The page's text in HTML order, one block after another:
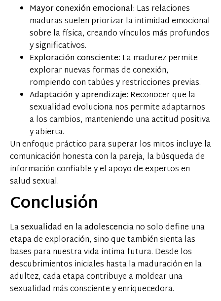
Mayor conexión emocional: Las relaciones
maduras suelen priorizar la intimidad emocional
sobre la física, creando vínculos más profundos
y significativos.
Exploración consciente: La madurez permite
explorar nuevas formas de conexión,
rompiendo con tabúes y restricciones previas.
Adaptación y aprendizaje: Reconocer que la
sexualidad evoluciona nos permite adaptarnos
a los cambios, manteniendo una actitud positiva
y abierta.
Un enfoque práctico para superar los mitos incluye la
comunicación honesta con la pareja, la búsqueda de
información confiable y el apoyo de expertos en
salud sexual.
Conclusión
Lasexualidad en la adolescenciano solo define una
etapa de exploración, sino que también sienta las
bases para nuestra vida íntima futura. Desde los
descubrimientos iniciales hasta la maduración en la
adultez, cada etapa contribuye a moldear una
sexualidad más consciente y enriquecedora.